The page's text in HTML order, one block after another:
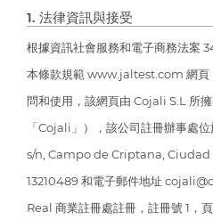
1. 法律資訊與接受
根據資訊社會服務和電子商務法案
本條款規範 www.jaltest.com 網頁
問和使用，該網頁由 Cojali S.L 所
「Cojali」），該公司註冊辦事處
s/n, Campo de Criptana, Ciudad
13210489 和電子郵件地址
Real 商業註冊處註冊，註冊號 1，